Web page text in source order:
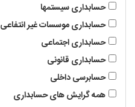
حسابداری سیستمها
حسابداری موسسات غیر انتفاعی
حسابداری اجتماعی
حسابداری قانونی
حسابرسی داخلی
همه گرایش های حسابداری